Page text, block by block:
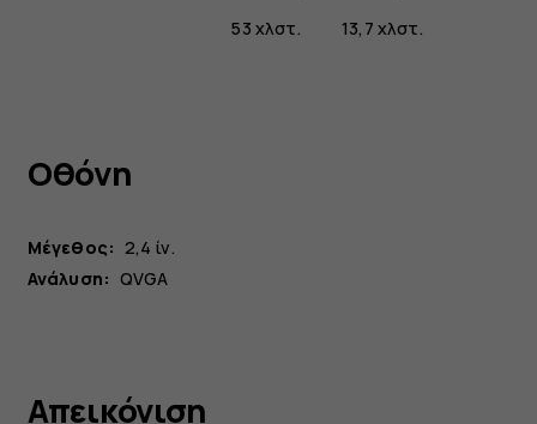
53 χλστ.
13,7 χλστ.
Οθόνη
Μέγεθος: 2,4 ίν.
Ανάλυση: QVGA
Απεικόνιση